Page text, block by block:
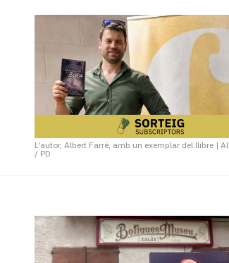
L'autor, Albert Farré, amb un exemplar del llibre |
/ PD